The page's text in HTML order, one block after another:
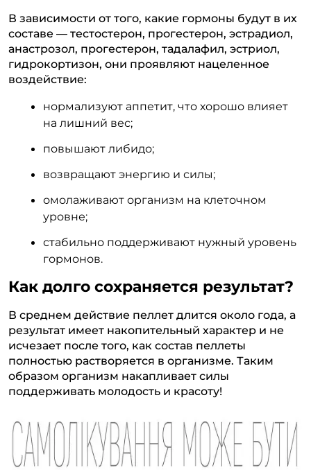
В зависимости от того, какие гормоны будут в их
составе — тестостерон, прогестерон, эстрадиол,
анастрозол, прогестерон, тадалафил, эстриол,
гидрокортизон, они проявляют нацеленное
воздействие:
нормализуют аппетит, что хорошо влияет
на лишний вес;
повышают либидо;
возвращают энергию и силы;
омолаживают организм на клеточном
уровне;
стабильно поддерживают нужный уровень
гормонов.
Как долго сохраняется результат?
В среднем действие пеллет длится около года, а
результат имеет накопительный характер и не
исчезает после того, как состав пеллеты
полностью растворяется в организме. Таким
образом организм накапливает силы
поддерживать молодость и красоту!